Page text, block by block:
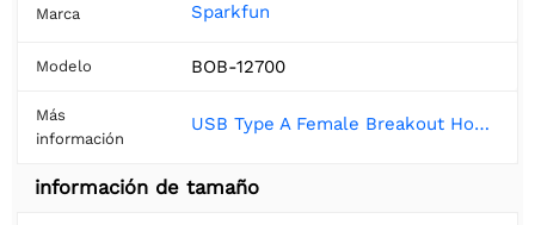
Marca Sparkfun
Modelo BOB-12700
Más
información
USB Type A Female Breakout Hookup Guide - SparkFun Learn
información de tamaño